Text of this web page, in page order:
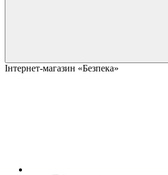
Інтернет-магазин «Безпека»